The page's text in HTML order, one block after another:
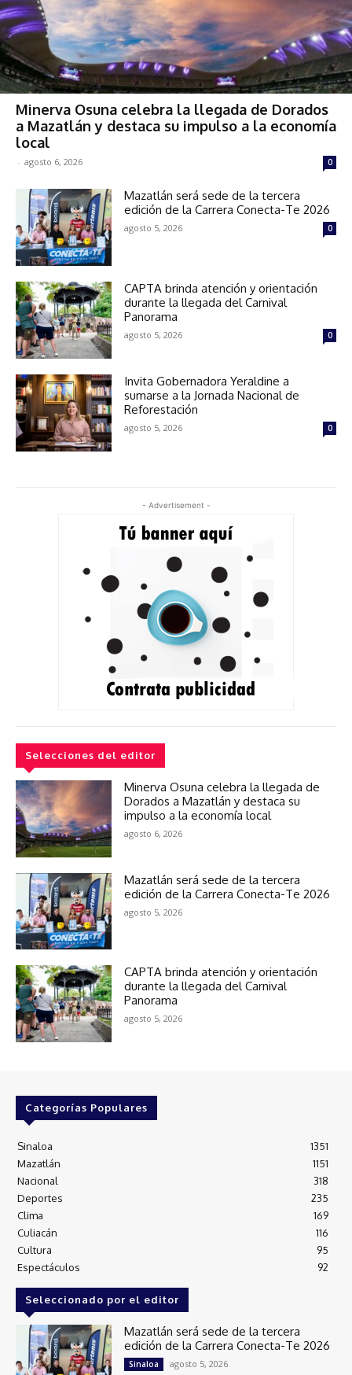
Minerva Osuna celebra la llegada de Dorados
a Mazatlán y destaca su impulso a la economía
local
- agosto 6, 2026 0
Mazatlán será sede de la tercera
edición de la Carrera Conecta-Te 2026
agosto 5, 2026 0
CAPTA brinda atención y orientación
durante la llegada del Carnival
Panorama
agosto 5, 2026 0
Invita Gobernadora Yeraldine a
sumarse a la Jornada Nacional de
Reforestación
agosto 5, 2026 0
- Advertisement -
Selecciones del editor
Minerva Osuna celebra la llegada de
Dorados a Mazatlán y destaca su
impulso a la economía local
agosto 6, 2026
Mazatlán será sede de la tercera
edición de la Carrera Conecta-Te 2026
agosto 5, 2026
CAPTA brinda atención y orientación
durante la llegada del Carnival
Panorama
agosto 5, 2026
Categorías Populares
Sinaloa
1351
Mazatlán
1151
Nacional
318
Deportes
235
Clima
169
Culiacán
116
Cultura
95
Espectáculos
92
Seleccionado por el editor
Mazatlán será sede de la tercera
edición de la Carrera Conecta-Te 2026
Sinaloa agosto 5, 2026